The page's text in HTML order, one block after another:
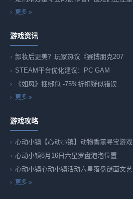
更多 »
游戏资讯
卸妆后更美？玩家热议《赛博朋克207
STEAM平台优化建议：PC GAM
《如风》捆绑包 -75%折扣疑似错误
更多 »
游戏攻略
心动小镇【心动小镇】动物香薰寻宝游戏
心动小镇8月16日六星罗盘泡泡位置
心动小镇心动小镇活动六星落盘谜面文艺
更多 »